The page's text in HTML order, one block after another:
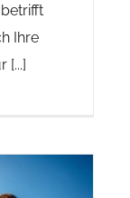
Ihre
[...]